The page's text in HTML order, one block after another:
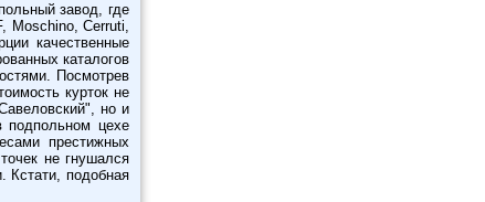
завод, где
Moschino, Cerruti,
качественные
каталогов
Посмотрев
курток не
но и
цехе
престижных
не гнушался
Кстати, подобная